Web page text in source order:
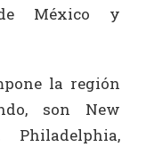
México y
la región
son New
Philadelphia,